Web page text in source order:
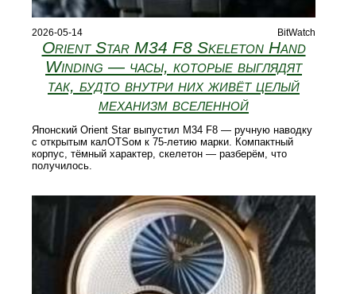
2026-05-14 BitWatch
Orient Star M34 F8 Skeleton Hand
Winding — часы, которые выглядят
так, будто внутри них живёт целый
механизм вселенной
Японский Orient Star выпустил M34 F8 — ручную наводку
с открытым калOTSом к 75-летию марки. Компактный
корпус, тёмный характер, скелетон — разберём, что
получилось.